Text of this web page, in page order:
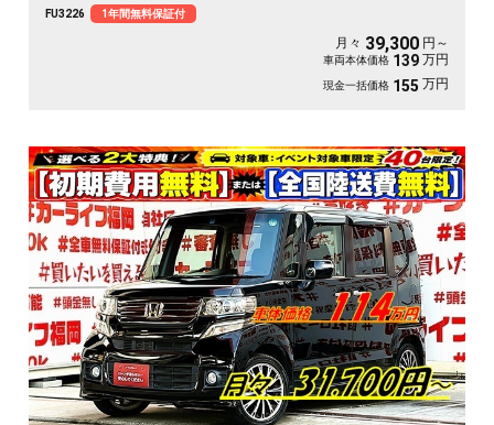
ーキュレーターが付いており快適な車内空間です🚗シートヒーターで冬場も快適
FU3226 1年間無料保証付
月々 39,300 円～
車両本体価格 139 万円
現金一括価格 155 万円